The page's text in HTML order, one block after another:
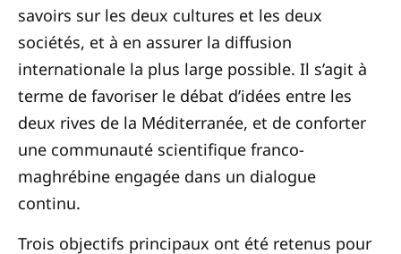
savoirs sur les deux cultures et les deux
sociétés, et à en assurer la diffusion
internationale la plus large possible. Il s’agit à
terme de favoriser le débat d’idées entre les
deux rives de la Méditerranée, et de conforter
une communauté scientifique franco-
maghrébine engagée dans un dialogue
continu.
Trois objectifs principaux ont été retenus pour